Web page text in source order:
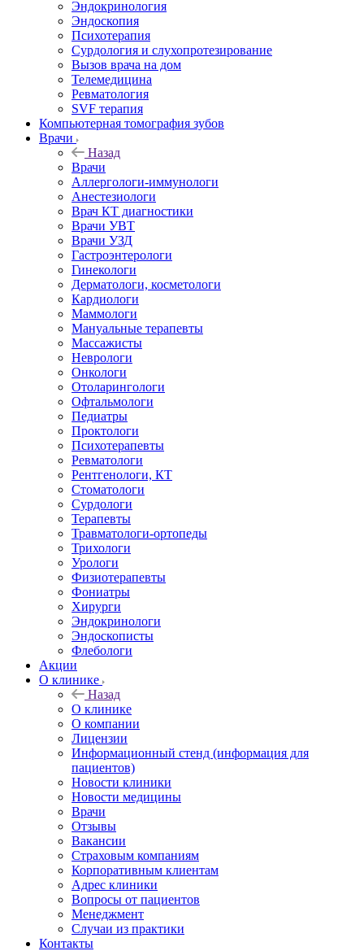
Эндокринология
Эндоскопия
Психотерапия
Сурдология и слухопротезирование
Вызов врача на дом
Телемедицина
Ревматология
SVF терапия
Компьютерная томография зубов
Врачи
Назад
Врачи
Аллергологи-иммунологи
Анестезиологи
Врач КТ диагностики
Врачи УВТ
Врачи УЗД
Гастроэнтерологи
Гинекологи
Дерматологи, косметологи
Кардиологи
Маммологи
Мануальные терапевты
Массажисты
Неврологи
Онкологи
Отоларингологи
Офтальмологи
Педиатры
Проктологи
Психотерапевты
Ревматологи
Рентгенологи, КТ
Стоматологи
Сурдологи
Терапевты
Травматологи-ортопеды
Трихологи
Урологи
Физиотерапевты
Фониатры
Хирурги
Эндокринологи
Эндоскописты
Флебологи
Акции
О клинике
Назад
О клинике
О компании
Лицензии
Информационный стенд (информация для
пациентов)
Новости клиники
Новости медицины
Врачи
Отзывы
Вакансии
Страховым компаниям
Корпоративным клиентам
Адрес клиники
Вопросы от пациентов
Менеджмент
Случаи из практики
Контакты